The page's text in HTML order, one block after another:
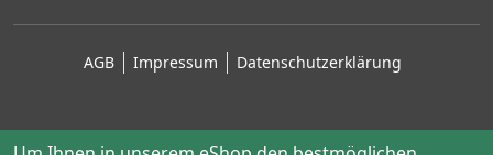
AGB Impressum Datenschutzerklärung